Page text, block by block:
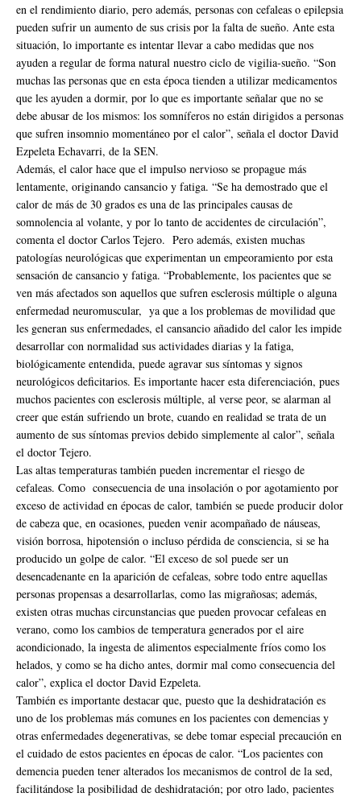
en el rendimiento diario, pero además, personas con cefaleas o epilepsia
pueden sufrir un aumento de sus crisis por la falta de sueño. Ante esta
situación, lo importante es intentar llevar a cabo medidas que nos
ayuden a regular de forma natural nuestro ciclo de vigilia-sueño. “Son
muchas las personas que en esta época tienden a utilizar medicamentos
que les ayuden a dormir, por lo que es importante señalar que no se
debe abusar de los mismos: los somníferos no están dirigidos a personas
que sufren insomnio momentáneo por el calor”, señala el doctor David
Ezpeleta Echavarri, de la SEN.
Además, el calor hace que el impulso nervioso se propague más
lentamente, originando cansancio y fatiga. “Se ha demostrado que el
calor de más de 30 grados es una de las principales causas de
somnolencia al volante, y por lo tanto de accidentes de circulación”,
comenta el doctor Carlos Tejero. Pero además, existen muchas
patologías neurológicas que experimentan un empeoramiento por esta
sensación de cansancio y fatiga. “Probablemente, los pacientes que se
ven más afectados son aquellos que sufren esclerosis múltiple o alguna
enfermedad neuromuscular, ya que a los problemas de movilidad que
les generan sus enfermedades, el cansancio añadido del calor les impide
desarrollar con normalidad sus actividades diarias y la fatiga,
biológicamente entendida, puede agravar sus síntomas y signos
neurológicos deficitarios. Es importante hacer esta diferenciación, pues
muchos pacientes con esclerosis múltiple, al verse peor, se alarman al
creer que están sufriendo un brote, cuando en realidad se trata de un
aumento de sus síntomas previos debido simplemente al calor”, señala
el doctor Tejero.
Las altas temperaturas también pueden incrementar el riesgo de
cefaleas. Como consecuencia de una insolación o por agotamiento por
exceso de actividad en épocas de calor, también se puede producir dolor
de cabeza que, en ocasiones, pueden venir acompañado de náuseas,
visión borrosa, hipotensión o incluso pérdida de consciencia, si se ha
producido un golpe de calor. “El exceso de sol puede ser un
desencadenante en la aparición de cefaleas, sobre todo entre aquellas
personas propensas a desarrollarlas, como las migrañosas; además,
existen otras muchas circunstancias que pueden provocar cefaleas en
verano, como los cambios de temperatura generados por el aire
acondicionado, la ingesta de alimentos especialmente fríos como los
helados, y como se ha dicho antes, dormir mal como consecuencia del
calor”, explica el doctor David Ezpeleta.
También es importante destacar que, puesto que la deshidratación es
uno de los problemas más comunes en los pacientes con demencias y
otras enfermedades degenerativas, se debe tomar especial precaución en
el cuidado de estos pacientes en épocas de calor. “Los pacientes con
demencia pueden tener alterados los mecanismos de control de la sed,
facilitándose la posibilidad de deshidratación; por otro lado, pacientes